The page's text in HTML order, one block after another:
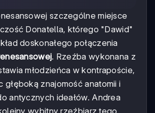
szczególne miejsce
Donatella, którego "Dawid"
doskonałego połączenia
. Rzeźba wykonana z
młodzieńca w kontrapoście,
głęboką znajomość anatomii i
antycznych ideałów. Andrea